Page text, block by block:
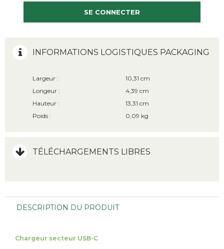
SE CONNECTER
INFORMATIONS LOGISTIQUES PACKAGING
Largeur :
10,31 cm
Longeur :
4,39 cm
Hauteur :
13,31 cm
Poids :
0,09 kg
TÉLÉCHARGEMENTS LIBRES
DESCRIPTION DU PRODUIT
Chargeur secteur USB-C